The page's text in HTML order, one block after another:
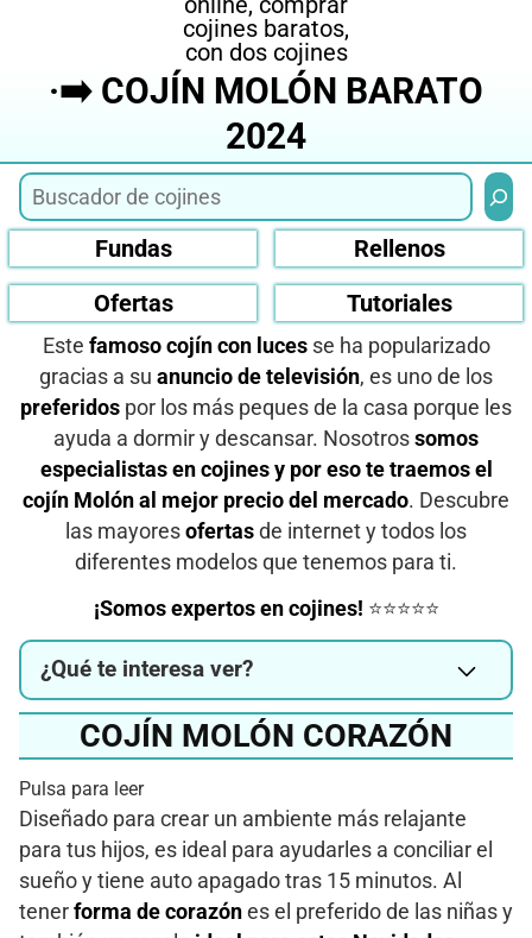
·➡️ COJÍN MOLÓN BARATO
2024
Fundas
Rellenos
Ofertas
Tutoriales
Este famoso cojín con lucesse ha popularizado
gracias a su anuncio de televisión, es uno de los
preferidos por los más peques de la casa porque les
ayuda a dormir y descansar. Nosotros somos
especialistas en cojines y por eso te traemos el
cojín Molón al mejor precio del mercado. Descubre
las mayores ofertas de internet y todos los
diferentes modelos que tenemos para ti.
¡Somos expertos en cojines! ⭐⭐⭐⭐⭐
¿Qué te interesa ver?
COJÍN MOLÓN CORAZÓN
Pulsa para leer
Diseñado para crear un ambiente más relajante
para tus hijos, es ideal para ayudarles a conciliar el
sueño y tiene auto apagado tras 15 minutos. Al
tener forma de corazón es el preferido de las niñas y